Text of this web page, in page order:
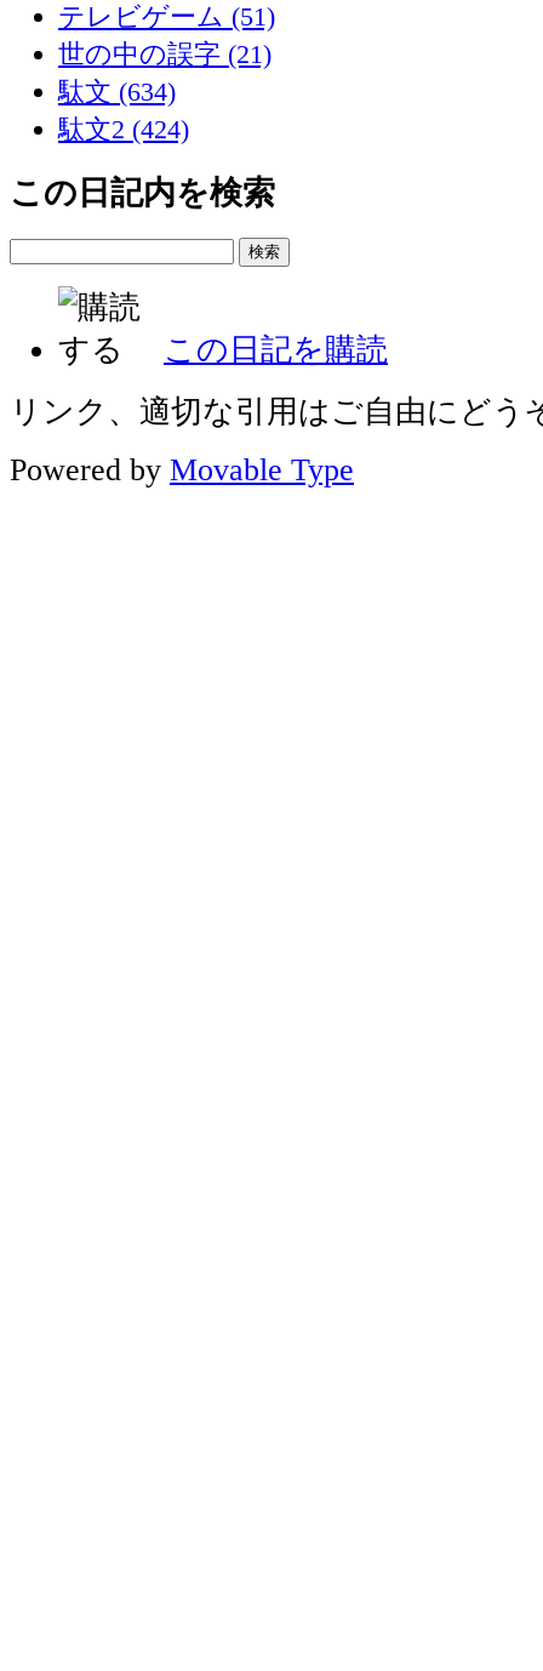
テレビゲーム (51)
世の中の誤字 (21)
駄文 (634)
駄文2 (424)
この日記内を検索
この日記を購読
リンク、適切な引用はご自由にどう
Powered by Movable Type